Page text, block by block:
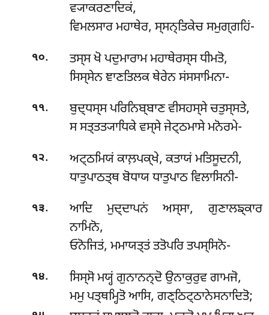
ਵ੍ਯਾਕਰਣਾਦਿਕਂ,
ਵਿਮਲਸਾਰ ਮਹਾਥੇਰ, ਸ੍ਸਨ੍ਤਿਕੇਚ ਸਮੁਗ੍ਗਹਿਂ-
੧੦.
ਤਸ੍ਸ ਖੋ ਪਦੁਮਾਰਾਮ ਮਹਾਥੇਰਸ੍ਸ ਧੀਮਤੋ,
ਸਿਸ੍ਸੇਨ ਞਾਣਤਿਲਕ ਥੇਰੇਨ ਸਂਸਸਾਮਿਨਾ-
੧੧.
ਬੁਦ੍ਧਸ੍ਸ ਪਰਿਨਿਬ੍ਬਾਣ ਵੀਸਹਸ੍ਸੇ ਚਤੁਸ੍ਸਤੇ,
ਸ ਸਤ੍ਤਤ੍ਯਾਧਿਕੇ ਵਸ੍ਸੇ ਜੇਟ੍ਠਮਾਸੇ ਮਨੋਰਮੇ-
੧੨.
ਅਟ੍ਠਮਿਯਂ ਕਾਲ਼ਪਕ੍ਖੇ, ਕਤਾਯਂ ਮਤਿਸੂਦਨੀ,
ਧਾਤੁਪਾਠਤ੍ਥ ਬੋਧਾਯ ਧਾਤੁਪਾਠ ਵਿਲਾਸਿਨੀ-
੧੩.
ਆਦਿ ਮੁਦ੍ਦਾਪਨਂ ਅਸ੍ਸਾ, ਗੁਣਾਲਙ੍ਕਾਰ
ਨਾਮਿਨੋ,
ਓਨੋਜਿਤਂ, ਮਮਾਯਤ੍ਤਂ ਤਤੋਪਰਿ ਤਪਸ੍ਸਿਨੋ-
੧੪.
ਸਿਸ੍ਸੋ ਮਯ੍ਹਂ ਗੁਨਾਨਨ੍ਦੋ ਉਨਾਕੁਰੁਵ ਗਾਮਜੋ,
ਮਮੁ ਪਤ੍ਥਮ੍ਹਿਤੋ ਆਸਿ, ਗਣ੍ਠਿਟ੍ਠਾਨੇਸਨਾਦਿਤੋ;